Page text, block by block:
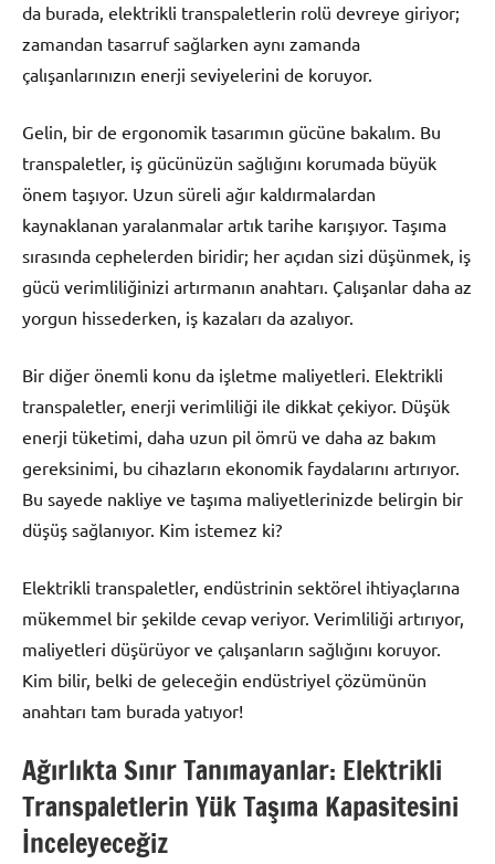
da burada, elektrikli transpaletlerin rolü devreye giriyor;
zamandan tasarruf sağlarken aynı zamanda
çalışanlarınızın enerji seviyelerini de koruyor.
Gelin, bir de ergonomik tasarımın gücüne bakalım. Bu
transpaletler, iş gücünüzün sağlığını korumada büyük
önem taşıyor. Uzun süreli ağır kaldırmalardan
kaynaklanan yaralanmalar artık tarihe karışıyor. Taşıma
sırasında cephelerden biridir; her açıdan sizi düşünmek, iş
gücü verimliliğinizi artırmanın anahtarı. Çalışanlar daha az
yorgun hissederken, iş kazaları da azalıyor.
Bir diğer önemli konu da işletme maliyetleri. Elektrikli
transpaletler, enerji verimliliği ile dikkat çekiyor. Düşük
enerji tüketimi, daha uzun pil ömrü ve daha az bakım
gereksinimi, bu cihazların ekonomik faydalarını artırıyor.
Bu sayede nakliye ve taşıma maliyetlerinizde belirgin bir
düşüş sağlanıyor. Kim istemez ki?
Elektrikli transpaletler, endüstrinin sektörel ihtiyaçlarına
mükemmel bir şekilde cevap veriyor. Verimliliği artırıyor,
maliyetleri düşürüyor ve çalışanların sağlığını koruyor.
Kim bilir, belki de geleceğin endüstriyel çözümünün
anahtarı tam burada yatıyor!
Ağırlıkta Sınır Tanımayanlar: Elektrikli
Transpaletlerin Yük Taşıma Kapasitesini
İnceleyeceğiz